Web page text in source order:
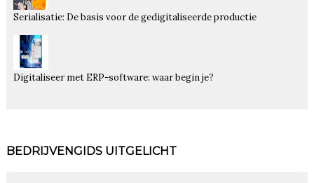
Serialisatie: De basis voor de gedigitaliseerde productie
Digitaliseer met ERP-software: waar begin je?
BEDRIJVENGIDS UITGELICHT